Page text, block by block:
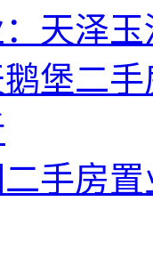
天泽
堡二
手房